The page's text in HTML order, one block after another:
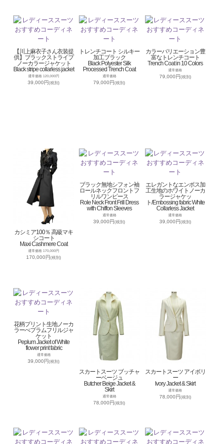
【川上麻衣子さん衣装提
供】ブラックストライプ
ノーカラージャケット
Black stripe collarless jacket
通常価格 120,000円
39,000円(税別)
トレンチコート シルキー
加工ブラック
Black Polyester Silk
Processed Trench Coat
通常価格
79,000円(税別)
カラーバリエーション豊
富なトレンチコート
Trench Coat in 10 Colors
通常価格
79,000円(税別)
カシミア100％ 高級マキ
シコート
Maxi Cashmere Coat
通常価格 170,000円
170,000円(税別)
ブラック無地シフォン袖
ロールネックフロントフ
リルワンピース
Role Neck Front Frill Dress
with Chiffon Sleeves
通常価格
39,000円(税別)
エレガントなエンボス加
工生地のホワイトノーカ
ラージャケッ
ト/Embossing fabric White
Collarless Jacket
通常価格
39,000円(税別)
花柄プリント生地ノーカ
ラーぺプラムフリルジャ
ケット
Peplum Jacket of White
flower print fabric
通常価格
39,000円(税別)
スカートスーツ ブッチャ
ーベージュ
Butcher Beige Jacket &
Skirt
通常価格
78,000円(税別)
スカートスーツ アイボリ
ー
Ivory Jacket & Skirt
通常価格
78,000円(税別)